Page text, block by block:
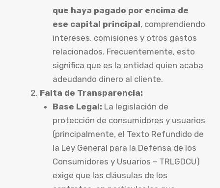
que haya pagado por encima de
ese capital principal, comprendiendo
intereses, comisiones y otros gastos
relacionados. Frecuentemente, esto
significa que es la entidad quien acaba
adeudando dinero al cliente.
Falta de Transparencia:
Base Legal: La legislación de
protección de consumidores y usuarios
(principalmente, el Texto Refundido de
la Ley General para la Defensa de los
Consumidores y Usuarios – TRLGDCU)
exige que las cláusulas de los